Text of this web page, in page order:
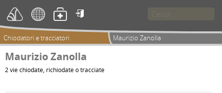

Chiodatori e tracciatori Maurizio Zanolla
Maurizio Zanolla
2 vie chiodate, richiodate o tracciate